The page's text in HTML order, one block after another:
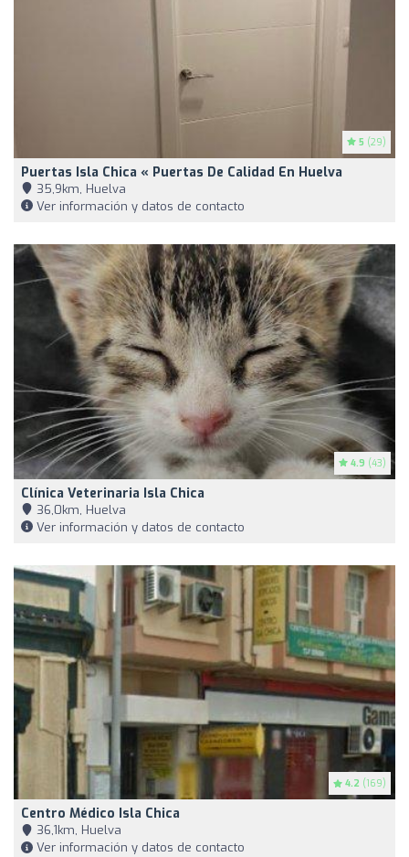
5 (29)
Puertas Isla Chica « Puertas De Calidad En Huelva
35,9km, Huelva
Ver información y datos de contacto
4.9 (43)
Clínica Veterinaria Isla Chica
36,0km, Huelva
Ver información y datos de contacto
4.2 (169)
Centro Médico Isla Chica
36,1km, Huelva
Ver información y datos de contacto